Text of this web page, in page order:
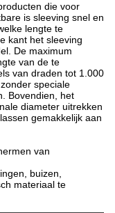
die voor
is sleeving snel en
lengte te
kant het sleeving
De maximum
van de te
van draden tot 1.000
speciale
Bovendien, het
diameter uitrekken
gemakkelijk aan
van
buizen,
materiaal te